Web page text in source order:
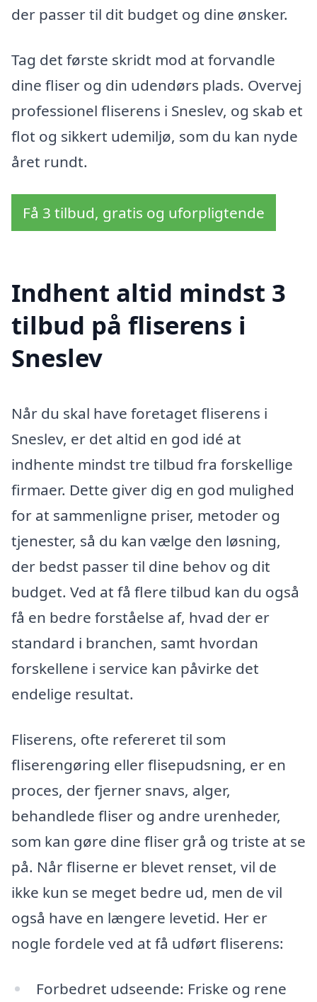
der passer til dit budget og dine ønsker.
Tag det første skridt mod at forvandle
dine fliser og din udendørs plads. Overvej
professionel fliserens i Sneslev, og skab et
flot og sikkert udemiljø, som du kan nyde
året rundt.
Få 3 tilbud, gratis og uforpligtende
Indhent altid mindst 3
tilbud på fliserens i
Sneslev
Når du skal have foretaget fliserens i
Sneslev, er det altid en god idé at
indhente mindst tre tilbud fra forskellige
firmaer. Dette giver dig en god mulighed
for at sammenligne priser, metoder og
tjenester, så du kan vælge den løsning,
der bedst passer til dine behov og dit
budget. Ved at få flere tilbud kan du også
få en bedre forståelse af, hvad der er
standard i branchen, samt hvordan
forskellene i service kan påvirke det
endelige resultat.
Fliserens, ofte refereret til som
fliserengøring eller flisepudsning, er en
proces, der fjerner snavs, alger,
behandlede fliser og andre urenheder,
som kan gøre dine fliser grå og triste at se
på. Når fliserne er blevet renset, vil de
ikke kun se meget bedre ud, men de vil
også have en længere levetid. Her er
nogle fordele ved at få udført fliserens:
Forbedret udseende: Friske og rene